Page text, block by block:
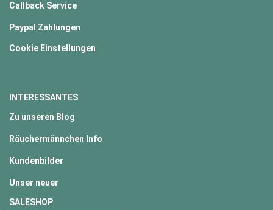
Callback Service
Paypal Zahlungen
Cookie Einstellungen
INTERESSANTES
Zu unseren Blog
Räuchermännchen Info
Kundenbilder
Unser neuer
SALESHOP